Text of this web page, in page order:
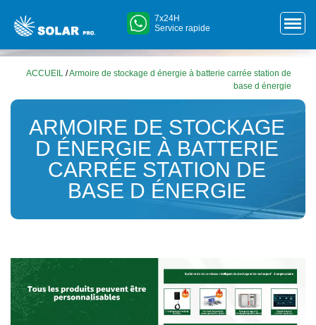
7x24H
Service rapide
ACCUEIL /Armoire de stockage d énergie à batterie carrée station de
base d énergie
ARMOIRE DE STOCKAGE
D ÉNERGIE À BATTERIE
CARRÉE STATION DE
BASE D ÉNERGIE